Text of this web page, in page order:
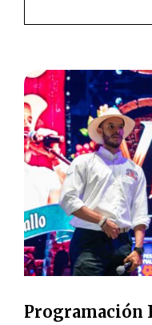
Programación